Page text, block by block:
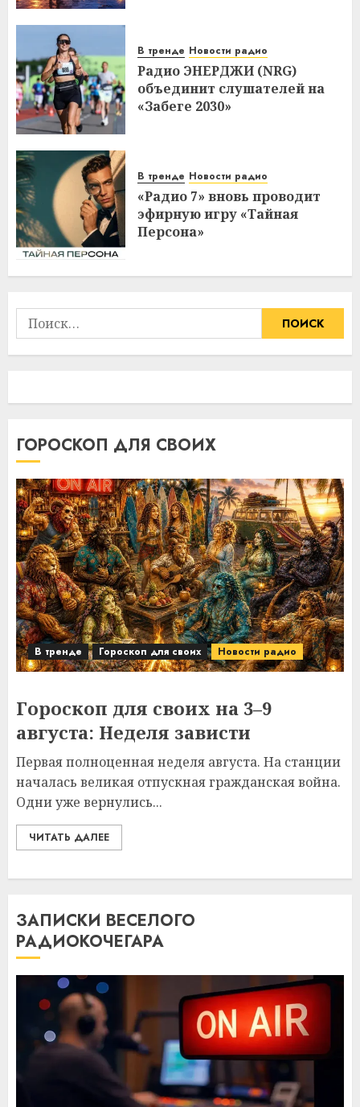
В тренде Новости радио
Радио ЭНЕРДЖИ (NRG)
объединит слушателей на
«Забеге 2030»
В тренде Новости радио
«Радио 7» вновь проводит
эфирную игру «Тайная
Персона»
Найти:
ГОРОСКОП ДЛЯ СВОИХ
В тренде Гороскоп для своих Новости радио
Гороскоп для своих на 3–9
августа: Неделя зависти
Первая полноценная неделя августа. На станции
началась великая отпускная гражданская война.
Одни уже вернулись...
ЧИТАТЬ ДАЛЕЕ
ЗАПИСКИ ВЕСЕЛОГО
РАДИОКОЧЕГАРА